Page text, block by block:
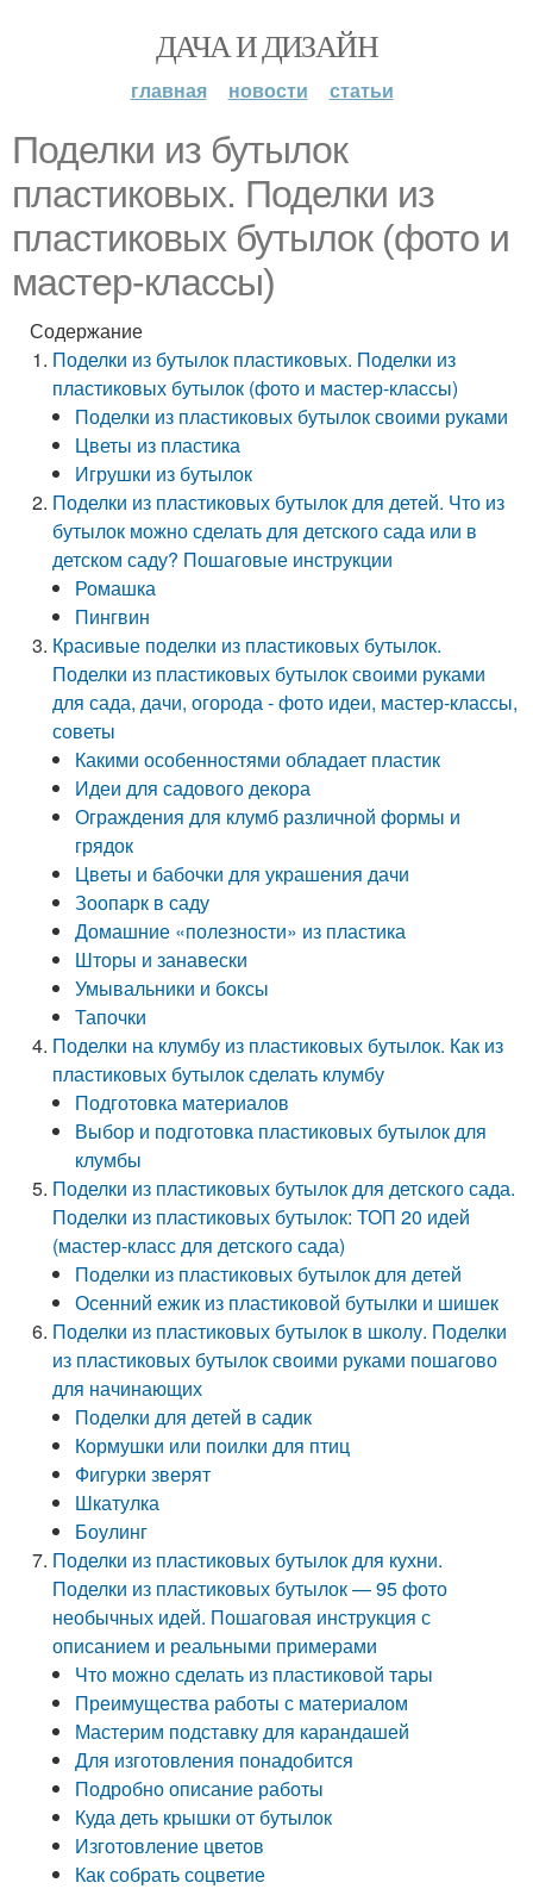
ДАЧА И ДИЗАЙН
главная новости статьи
Поделки из бутылок
пластиковых. Поделки из
пластиковых бутылок (фото и
мастер-классы)
Содержание
Поделки из бутылок пластиковых. Поделки из
пластиковых бутылок (фото и мастер-классы)
Поделки из пластиковых бутылок своими руками
Цветы из пластика
Игрушки из бутылок
Поделки из пластиковых бутылок для детей. Что из
бутылок можно сделать для детского сада или в
детском саду? Пошаговые инструкции
Ромашка
Пингвин
Красивые поделки из пластиковых бутылок.
Поделки из пластиковых бутылок своими руками
для сада, дачи, огорода - фото идеи, мастер-классы,
советы
Какими особенностями обладает пластик
Идеи для садового декора
Ограждения для клумб различной формы и
грядок
Цветы и бабочки для украшения дачи
Зоопарк в саду
Домашние «полезности» из пластика
Шторы и занавески
Умывальники и боксы
Тапочки
Поделки на клумбу из пластиковых бутылок. Как из
пластиковых бутылок сделать клумбу
Подготовка материалов
Выбор и подготовка пластиковых бутылок для
клумбы
Поделки из пластиковых бутылок для детского сада.
Поделки из пластиковых бутылок: ТОП 20 идей
(мастер-класс для детского сада)
Поделки из пластиковых бутылок для детей
Осенний ежик из пластиковой бутылки и шишек
Поделки из пластиковых бутылок в школу. Поделки
из пластиковых бутылок своими руками пошагово
для начинающих
Поделки для детей в садик
Кормушки или поилки для птиц
Фигурки зверят
Шкатулка
Боулинг
Поделки из пластиковых бутылок для кухни.
Поделки из пластиковых бутылок — 95 фото
необычных идей. Пошаговая инструкция с
описанием и реальными примерами
Что можно сделать из пластиковой тары
Преимущества работы с материалом
Мастерим подставку для карандашей
Для изготовления понадобится
Подробно описание работы
Куда деть крышки от бутылок
Изготовление цветов
Как собрать соцветие